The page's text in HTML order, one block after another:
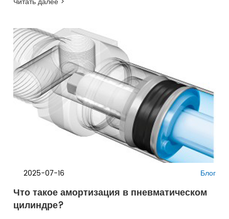
Читать далее >
2025-07-16 Блог
Что такое амортизация в пневматическом
цилиндре?